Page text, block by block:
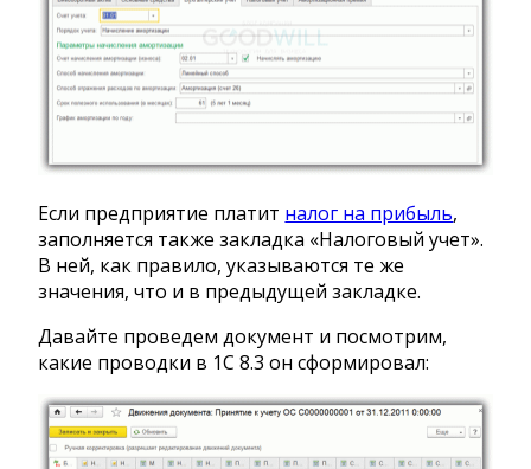
Если предприятие платит налог на прибыль,
заполняется также закладка «Налоговый учет».
В ней, как правило, указываются те же
значения, что и в предыдущей закладке.
Давайте проведем документ и посмотрим,
какие проводки в 1С 8.3 он сформировал: